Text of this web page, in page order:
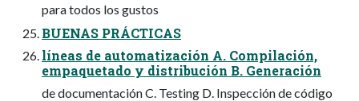
para todos los gustos
BUENAS PRÁCTICAS
líneas de automatización A. Compilación,
empaquetado y distribución B. Generación
de documentación C. Testing D. Inspección de código